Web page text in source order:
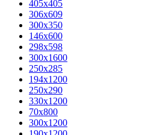
405x405
306x609
300x350
146x600
298x598
300x1600
250x285
194x1200
250x290
330x1200
70x800
300x1200